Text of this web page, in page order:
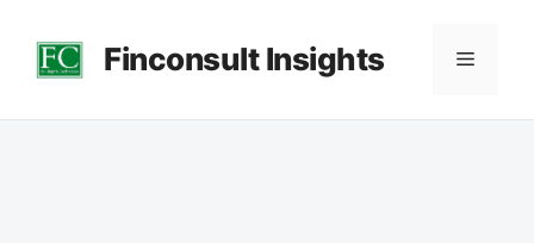
로
Finconsult Insights 메